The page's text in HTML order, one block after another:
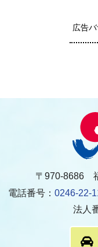
広告
〒970-8686
電話番号： 0246-22-
法人